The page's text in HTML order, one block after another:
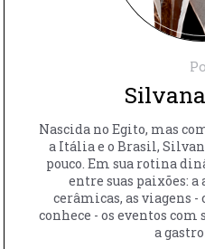
Nascida no Egito, mas
a Itália e o Brasil,
pouco. Em sua rotina
entre suas paixões: a
cerâmicas, as viagens -
conhece - os eventos com
a